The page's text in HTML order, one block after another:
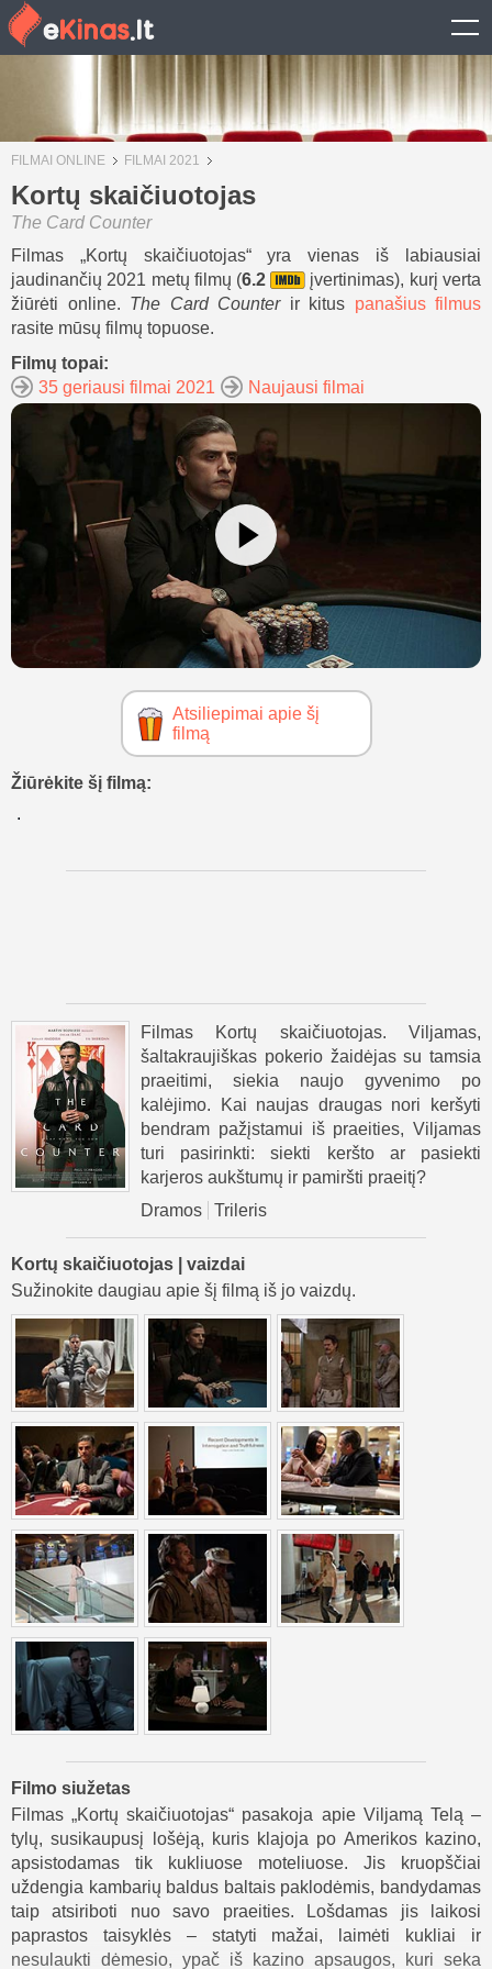
FILMAI ONLINE FILMAI 2021
Kortų skaičiuotojas
The Card Counter
Filmas „Kortų skaičiuotojas“ yra vienas iš labiausiai
jaudinančių 2021 metų filmų (6.2
įvertinimas), kurį verta
žiūrėti online. The Card Counterir kitus panašius filmus
rasite mūsų filmų topuose.
Filmų topai:
35 geriausi filmai 2021
Naujausi filmai
Atsiliepimai apie šį
filmą
Žiūrėkite šį filmą:
Filmas Kortų skaičiuotojas. Viljamas,
šaltakraujiškas pokerio žaidėjas su tamsia
praeitimi, siekia naujo gyvenimo po
kalėjimo. Kai naujas draugas nori keršyti
bendram pažįstamui iš praeities, Viljamas
turi pasirinkti: siekti keršto ar pasiekti
karjeros aukštumų ir pamiršti praeitį?
Dramos
Trileris
Kortų skaičiuotojas | vaizdai
Sužinokite daugiau apie šį filmą iš jo vaizdų.
Filmo siužetas
Filmas „Kortų skaičiuotojas“ pasakoja apie Viljamą Telą –
tylų, susikaupusį lošėją, kuris klajoja po Amerikos kazino,
apsistodamas tik kukliuose moteliuose. Jis kruopščiai
uždengia kambarių baldus baltais paklodėmis, bandydamas
taip atsiriboti nuo savo praeities. Lošdamas jis laikosi
paprastos taisyklės – statyti mažai, laimėti kukliai ir
nesulaukti dėmesio, ypač iš kazino apsaugos, kuri seka